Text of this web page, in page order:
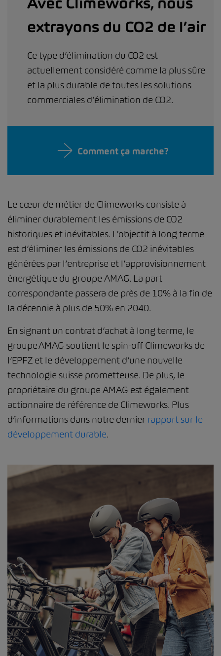
extrayons du CO2 de l’air
Ce type d’élimination du CO2 est
actuellement considéré comme la plus sûre
et la plus durable de toutes les solutions
commerciales d’élimination de CO2.
Comment ça marche?
Le cœur de métier de Climeworks consiste à
éliminer durablement les émissions de CO2
historiques et inévitables. L’objectif à long terme
est d’éliminer les émissions de CO2 inévitables
générées par l’entreprise et l’approvisionnement
énergétique du groupe AMAG. La part
correspondante passera de près de 10% à la fin de
la décennie à plus de 50% en 2040.
En signant un contrat d’achat à long terme, le
groupe AMAG soutient le spin-off Climeworks de
l’EPFZ et le développement d’une nouvelle
technologie suisse prometteuse. De plus, le
propriétaire du groupe AMAG est également
actionnaire de référence de Climeworks. Plus
d’informations dans notre dernier rapport sur le
développement durable.